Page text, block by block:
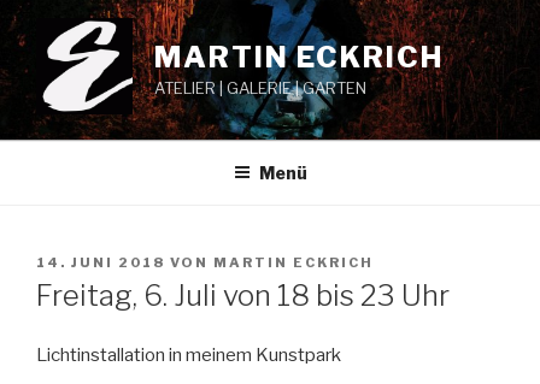
Zum
Inhalt
springen
MARTIN ECKRICH
ATELIER | GALERIE | GARTEN
Menü
VERÖFFENTLICHT
AM
14. JUNI 2018 VON MARTIN ECKRICH
Freitag, 6. Juli von 18 bis 23 Uhr
Lichtinstallation in meinem Kunstpark